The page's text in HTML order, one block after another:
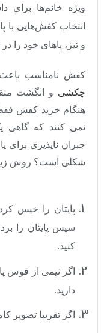
ویژه خانم‌ها برای
انتخاب کفش‌هایی با
و تیز، پاهای خود را
کفش نامناسب
چکشی و انگشت
هنگام خرید کفش
نمی کنند که
جبران ناپذیری برای
شکلی است؟ روش زیر
پایتان را خیس
سپس پایتان را
کنید.
اگر نیمی از قوس
دارید.
اگر تقریبا تصویر